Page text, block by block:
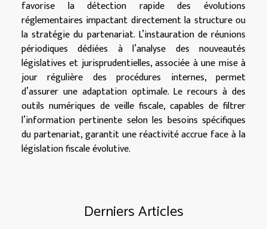
favorise la détection rapide des évolutions
réglementaires impactant directement la structure ou
la stratégie du partenariat. L’instauration de réunions
périodiques dédiées à l’analyse des nouveautés
législatives et jurisprudentielles, associée à une mise à
jour régulière des procédures internes, permet
d’assurer une adaptation optimale. Le recours à des
outils numériques de veille fiscale, capables de filtrer
l’information pertinente selon les besoins spécifiques
du partenariat, garantit une réactivité accrue face à la
législation fiscale évolutive.
Derniers Articles